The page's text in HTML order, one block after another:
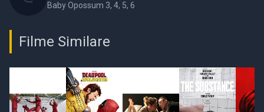
Baby Opossum 3, 4, 5, 6
Filme Similare